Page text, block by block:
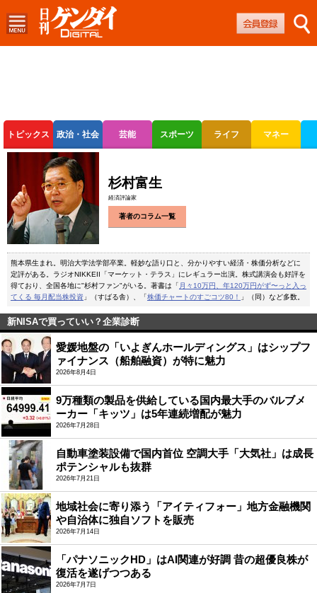
トピックス 政治・社会 芸能 スポーツ ライフ マネー
ボートレース
杉村富生
経済評論家
著者のコラム一覧
熊本県生まれ。明治大学法学部卒業。軽妙な語り口と、分かりやすい経済・株価分析などに
定評がある。ラジオNIKKEII「マーケット・テラス」にレギュラー出演。株式講演会も好評を
得ており、全国各地に"杉村ファン"がいる。著書は「 月々10万円、年120万円がず〜っと入っ
てくる 毎月配当株投資 」（すばる舎）、「株価チャートのすごコツ80！ 」（同）など多数。
新NISAで買っていい？企業診断
愛媛地盤の「いよぎんホールディングス」はシップフ
ァイナンス（船舶融資）が特に魅力
2026年8月4日
9万種類の製品を供給している国内最大手のバルブメ
ーカー「キッツ」は5年連続増配が魅力
2026年7月28日
自動車塗装設備で国内首位 空調大手「大気社」は成長
ポテンシャルも抜群
2026年7月21日
地域社会に寄り添う「アイティフォー」地方金融機関
や自治体に独自ソフトを販売
2026年7月14日
「パナソニックHD」はAI関連が好調 昔の超優良株が
復活を遂げつつある
2026年7月7日